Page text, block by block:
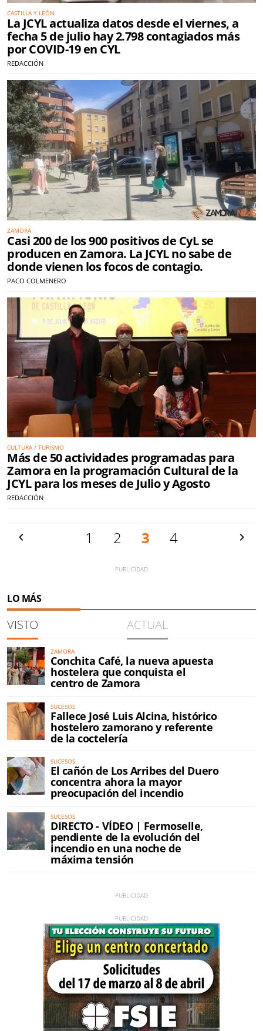
CASTILLA Y LEÓN
La JCYL actualiza datos desde el viernes, a
fecha 5 de julio hay 2.798 contagiados más
por COVID-19 en CYL
REDACCIÓN
ZAMORA
Casi 200 de los 900 positivos de CyL se
producen en Zamora. La JCYL no sabe de
donde vienen los focos de contagio.
PACO COLMENERO
CULTURA / TURISMO
Más de 50 actividades programadas para
Zamora en la programación Cultural de la
JCYL para los meses de Julio y Agosto
REDACCIÓN
1 2 3 4
LO MÁS
VISTO ACTUAL
ZAMORA
Conchita Café, la nueva apuesta
hostelera que conquista el
centro de Zamora
SUCESOS
Fallece José Luis Alcina, histórico
hostelero zamorano y referente
de la coctelería
SUCESOS
El cañón de Los Arribes del Duero
concentra ahora la mayor
preocupación del incendio
SUCESOS
DIRECTO - VÍDEO | Fermoselle,
pendiente de la evolución del
incendio en una noche de
máxima tensión